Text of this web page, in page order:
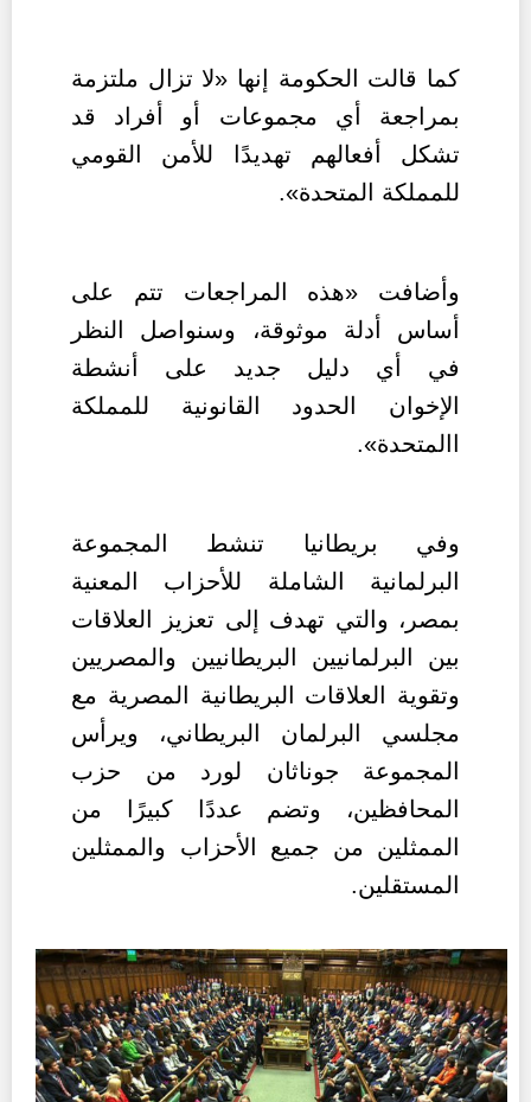
كما قالت الحكومة إنها «لا تزال ملتزمة
بمراجعة أي مجموعات أو أفراد قد
تشكل أفعالهم تهديدًا للأمن القومي
للمملكة المتحدة».
وأضافت «هذه المراجعات تتم على
أساس أدلة موثوقة، وسنواصل النظر
في أي دليل جديد على أنشطة
الإخوان الحدود القانونية للمملكة
االمتحدة».
وفي بريطانيا تنشط المجموعة
البرلمانية الشاملة للأحزاب المعنية
بمصر، والتي تهدف إلى تعزيز العلاقات
بين البرلمانيين البريطانيين والمصريين
وتقوية العلاقات البريطانية المصرية مع
مجلسي البرلمان البريطاني، ويرأس
المجموعة جوناثان لورد من حزب
المحافظين، وتضم عددًا كبيرًا من
الممثلين من جميع الأحزاب والممثلين
المستقلين.